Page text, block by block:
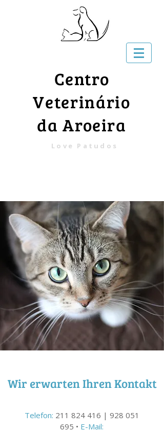
Centro
Veterinário
da Aroeira
Love Patudos
Wir erwarten Ihren Kontakt
Telefon: 211 824 416 | 928 051
695 • E-Mail: